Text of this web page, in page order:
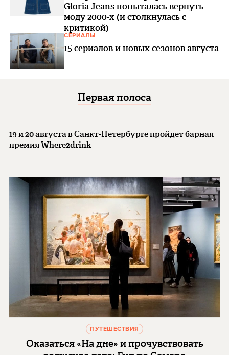
Gloria Jeans попыталась вернуть
моду 2000-х (и столкнулась с
критикой)
СЕРИАЛЫ
15 сериалов и новых сезонов августа
Первая полоса
19 и 20 августа в Санкт-Петербурге пройдет барная
премия Where2drink
ПУТЕШЕСТВИЯ
Оказаться «На дне» и прочувствовать